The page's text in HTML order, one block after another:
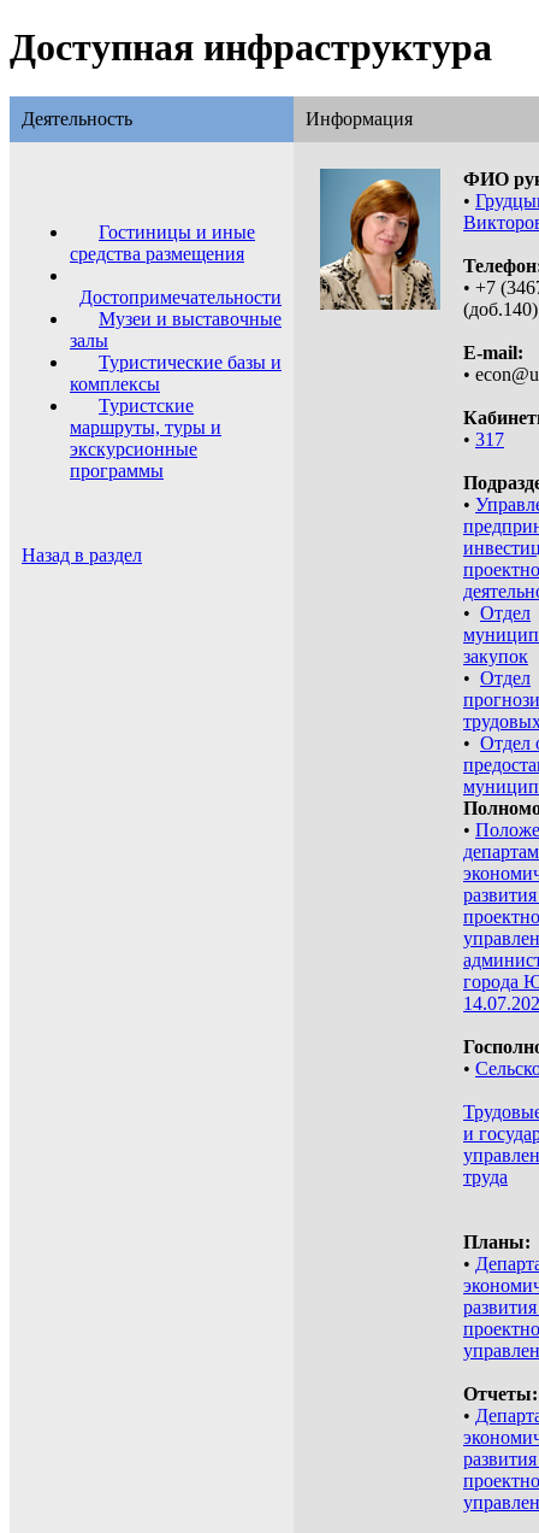
Доступная инфраструктура
Деятельность Информация
Гостиницы и иные
средства размещения
Достопримечательности
Музеи и выставочные
залы
Туристические базы и
комплексы
Туристские
маршруты, туры и
экскурсионные
программы
Назад в раздел
ФИО
•
• +7
(доб.140)
E-mail:
•
• 317
•
• Отдел
закупок
• Отдел
• Отдел
•
города
•
и
труда
Планы:
•
Отчеты:
•